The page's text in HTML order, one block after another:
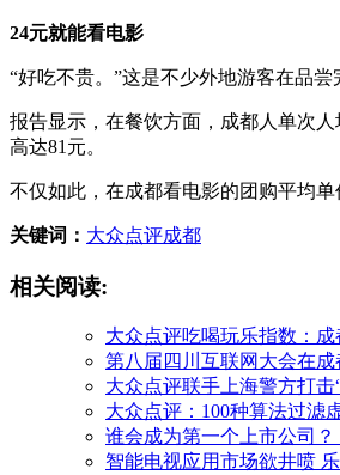
24元就能看电影
“好吃不贵。”这是不少外地游客在品
报告显示，在餐饮方面，成都人单次
高达81元。
不仅如此，在成都看电影的团购平均
关键词： 大众点评成都
相关阅读:
大众点评吃喝玩乐指数：
第八届四川互联网大会在
大众点评联手上海警方打击
大众点评：100种算法过滤
谁会成为第一个上市公司
智能电视应用市场欲井喷